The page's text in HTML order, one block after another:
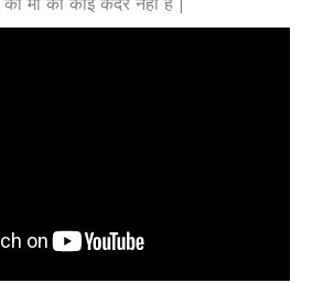
की माँ का कोई कदर नहीं है |